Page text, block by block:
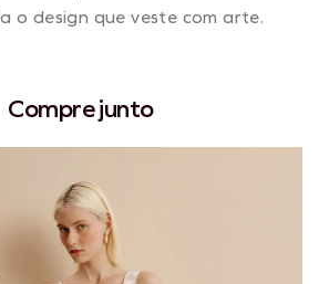
o design que veste com arte.
Compre junto